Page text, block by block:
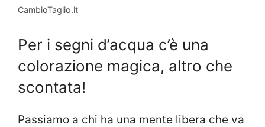
CambioTaglio.it
Per i segni d’acqua c’è una
colorazione magica, altro che
scontata!
Passiamo a chi ha una mente libera che va